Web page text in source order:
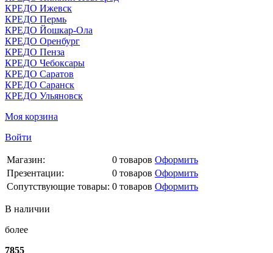
КРЕДО Ижевск
КРЕДО Пермь
КРЕДО Йошкар-Ола
КРЕДО Оренбург
КРЕДО Пенза
КРЕДО Чебоксары
КРЕДО Саратов
КРЕДО Саранск
КРЕДО Ульяновск
Моя корзина
Войти
Магазин: 0 товаров Оформить
Презентации:
0 товаров Оформить
Сопутствующие товары: 0 товаров Оформить
В наличии
более
7855